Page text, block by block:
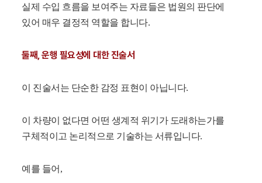
실제 수입 흐름을 보여주는 자료들은 법원의 판단에
있어 매우 결정적 역할을 합니다.
둘째, 운행 필요성에 대한 진술서
이 진술서는 단순한 감정 표현이 아닙니다.
이 차량이 없다면 어떤 생계적 위기가 도래하는가를
구체적이고 논리적으로 기술하는 서류입니다.
예를 들어,